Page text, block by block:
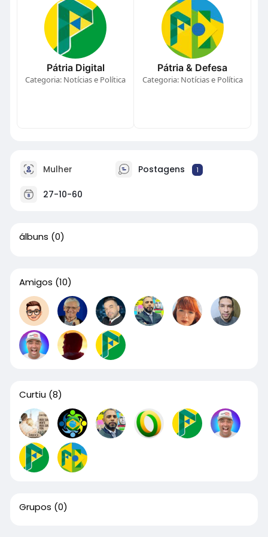
Pátria Digital
Categoria: Notícias e Política
Pátria & Defesa
Categoria: Notícias e Política
Mulher Postagens 1
27-10-60
álbuns (0)
Amigos (10)
Curtiu (8)
Grupos (0)